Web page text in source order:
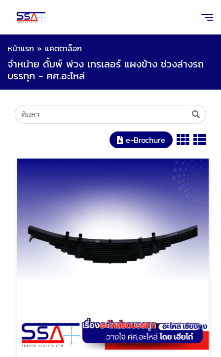
หน้าแรก » แคตตาล็อก
จำหน่าย ดั้มพ์ พ่วง เทรเลอร์ แผงข้าง ช่วงล่างรถ
บรรทุก - ศศ.อะไหล่
e-Brochure